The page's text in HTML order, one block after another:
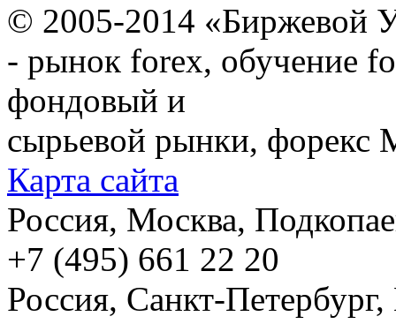
© 2005-2014 «Биржевой
- рынок forex, обучение
фондовый и
сырьевой рынки, форекс
Карта сайта
Россия, Москва,
+7 (495) 661 22 20
Россия, Санкт-